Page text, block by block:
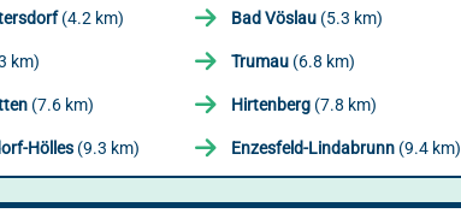
(4.2 km) Bad Vöslau (5.3 km)
km) Trumau (6.8 km)
(7.6 km) Hirtenberg (7.8 km)
Hölles(9.3 km) Enzesfeld-Lindabrunn (9.4 km)